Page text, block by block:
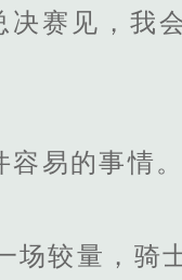
赛见，我
易的事情。
较量，骑